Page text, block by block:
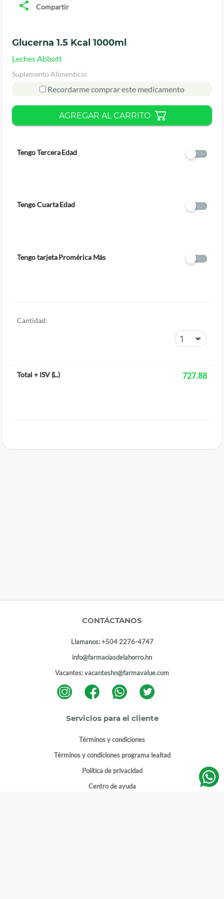
Compartir
Glucerna 1.5 Kcal 1000ml
Leches Abbott
Suplemento Alimenticio
Recordarme comprar este medicamento
AGREGAR AL CARRITO
Tengo Tercera Edad
Tengo Cuarta Edad
Tengo tarjeta Promérica Más
Cantidad:
Total + ISV(L.) 727.88
CONTÁCTANOS
Llamanos:+504 2276-4747
info@farmaciasdelahorro.hn
Vacantes:vacanteshn@farmavalue.com
Servicios para el cliente
Términos y condiciones
Términos y condiciones programa lealtad
Política de privacidad
Centro de ayuda